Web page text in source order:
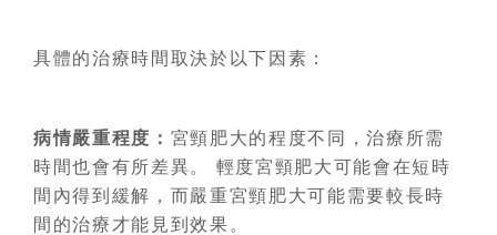
具體的治療時間取決於以下因素：
病情嚴重程度： 宮頸肥大的程度不同，治療所需
時間也會有所差異。 輕度宮頸肥大可能會在短時
間內得到緩解，而嚴重宮頸肥大可能需要較長時
間的治療才能見到效果。